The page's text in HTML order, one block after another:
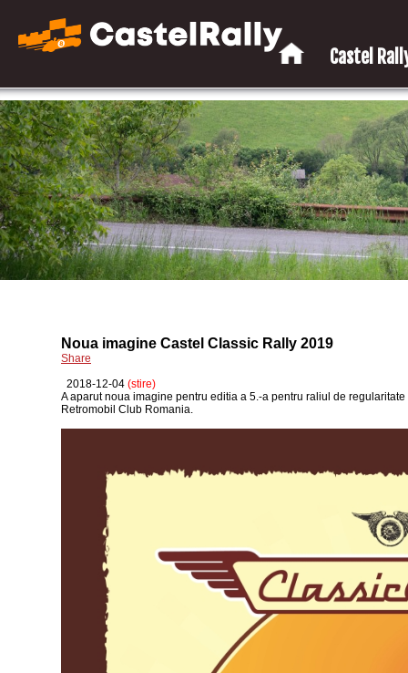
Castel
Noua imagine Castel Classic Rally 2019
Share
2018-12-04 (stire)
A aparut noua imagine pentru editia a 5.-a pentru raliul de
Retromobil Club Romania.